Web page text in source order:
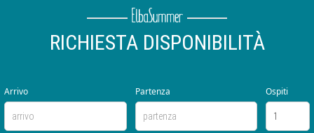
RICHIESTA DISPONIBILITÀ
Arrivo Partenza Ospiti